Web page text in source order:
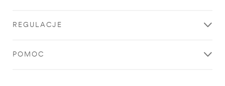
REGULACJE
POMOC